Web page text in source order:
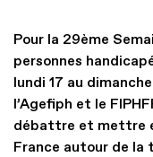
Pour la 29ème
personnes
lundi 17 au
l’Agefiph et le
débattre et mettre
France autour de la